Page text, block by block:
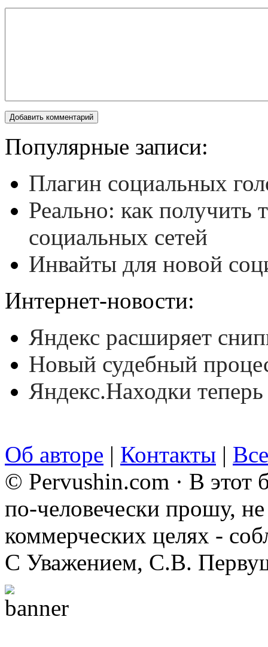
Популярные записи:
Плагин социальных
Реально: как получить
социальных сетей
Инвайты для новой
Интернет-новости:
Яндекс расширяет
Новый судебный
Яндекс.Находки
Об авторе | Контакты |
© Pervushin.com · В этот
по-человечески прошу,
коммерческих целях -
С Уважением, С.В.